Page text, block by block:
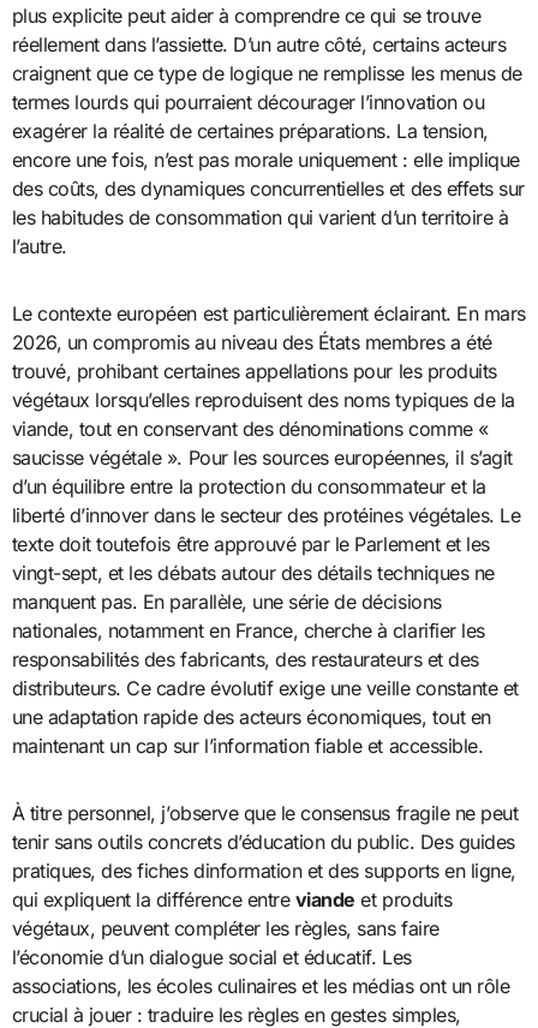
plus explicite peut aider à comprendre ce qui se trouve
réellement dans l’assiette. D’un autre côté, certains acteurs
craignent que ce type de logique ne remplisse les menus de
termes lourds qui pourraient décourager l’innovation ou
exagérer la réalité de certaines préparations. La tension,
encore une fois, n’est pas morale uniquement : elle implique
des coûts, des dynamiques concurrentielles et des effets sur
les habitudes de consommation qui varient d’un territoire à
l’autre.
Le contexte européen est particulièrement éclairant. En mars
2026, un compromis au niveau des États membres a été
trouvé, prohibant certaines appellations pour les produits
végétaux lorsqu’elles reproduisent des noms typiques de la
viande, tout en conservant des dénominations comme «
saucisse végétale ». Pour les sources européennes, il s’agit
d’un équilibre entre la protection du consommateur et la
liberté d’innover dans le secteur des protéines végétales. Le
texte doit toutefois être approuvé par le Parlement et les
vingt-sept, et les débats autour des détails techniques ne
manquent pas. En parallèle, une série de décisions
nationales, notamment en France, cherche à clarifier les
responsabilités des fabricants, des restaurateurs et des
distributeurs. Ce cadre évolutif exige une veille constante et
une adaptation rapide des acteurs économiques, tout en
maintenant un cap sur l’information fiable et accessible.
À titre personnel, j’observe que le consensus fragile ne peut
tenir sans outils concrets d’éducation du public. Des guides
pratiques, des fiches dinformation et des supports en ligne,
qui expliquent la différence entre viande et produits
végétaux, peuvent compléter les règles, sans faire
l’économie d’un dialogue social et éducatif. Les
associations, les écoles culinaires et les médias ont un rôle
crucial à jouer : traduire les règles en gestes simples,